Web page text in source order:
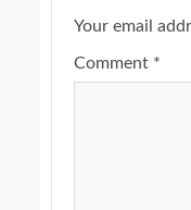
Your email
Comment *